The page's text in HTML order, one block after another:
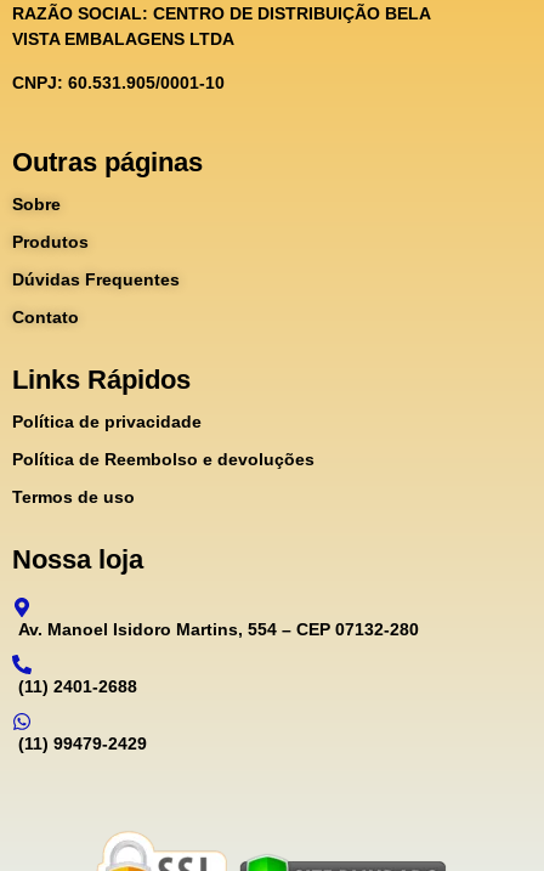
RAZÃO SOCIAL: CENTRO DE DISTRIBUIÇÃO BELA
VISTA EMBALAGENS LTDA
CNPJ: 60.531.905/0001-10
Outras páginas
Sobre
Produtos
Dúvidas Frequentes
Contato
Links Rápidos
Política de privacidade
Política de Reembolso e devoluções
Termos de uso
Nossa loja
Av. Manoel Isidoro Martins, 554 – CEP 07132-280
(11) 2401-2688
(11) 99479-2429